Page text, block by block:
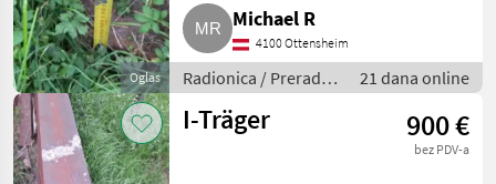
Oglas
Michael R
4100 Ottensheim
Radionica / Prerada
metala
21 dana online
I-Träger 900 €
bez PDV-a